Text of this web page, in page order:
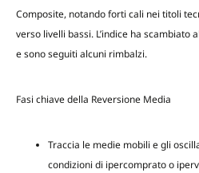
Composite, notando forti cali nei titoli
verso livelli bassi. L’indice ha scambiato
e sono seguiti alcuni rimbalzi.
Fasi chiave della Reversione Media
Traccia le medie mobili e gli
condizioni di ipercomprato o